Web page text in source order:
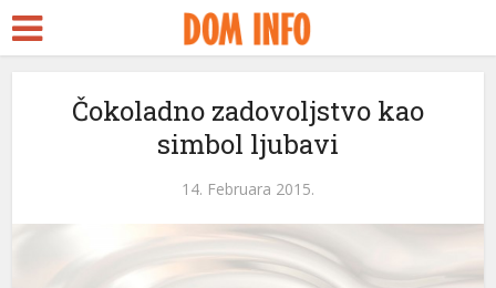
Čokoladno zadovoljstvo kao
simbol ljubavi
14. Februara 2015.